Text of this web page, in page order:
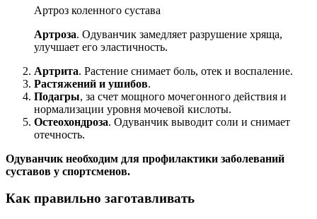
Артроз коленного сустава
Артроза. Одуванчик замедляет разрушение хряща,
улучшает его эластичность.
Артрита. Растение снимает боль, отек и воспаление.
Растяжений и ушибов.
Подагры, за счет мощного мочегонного действия и
нормализации уровня мочевой кислоты.
Остеохондроза. Одуванчик выводит соли и снимает
отечность.
Одуванчик необходим для профилактики заболеваний
суставов у спортсменов.
Как правильно заготавливать